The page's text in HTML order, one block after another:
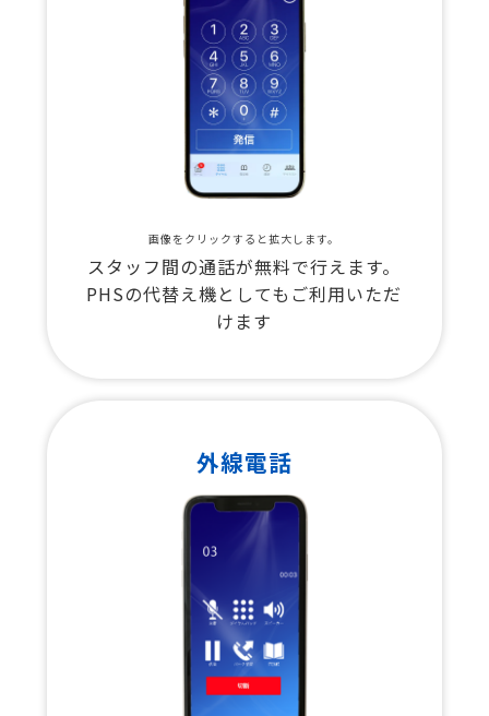
画像をクリックすると拡大します。
スタッフ間の通話が無料で行えます。
PHSの代替え機としてもご利用いただ
けます
外線電話